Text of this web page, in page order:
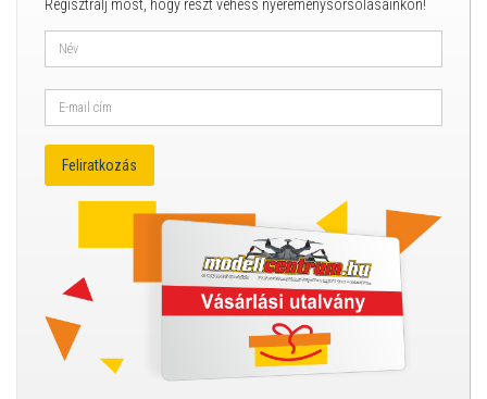
Regisztrálj most, hogy részt vehess nyereménysorsolásainkon!